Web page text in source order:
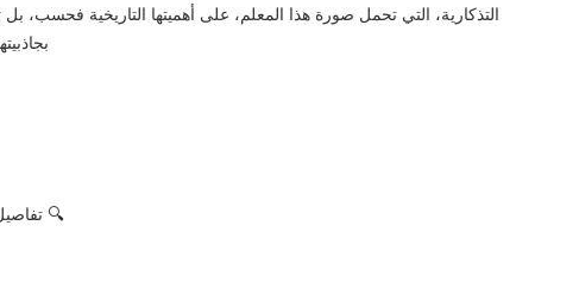
التذكارية، التي تحمل صورة هذا المعلم، على أهميتها التاريخية فحسب، بل
🔍